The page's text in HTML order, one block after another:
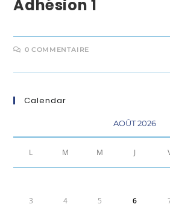
Adhésion 1
0 COMMENTAIRE
Calendar
AOÛT 2026
L M M J
3 4 5 6